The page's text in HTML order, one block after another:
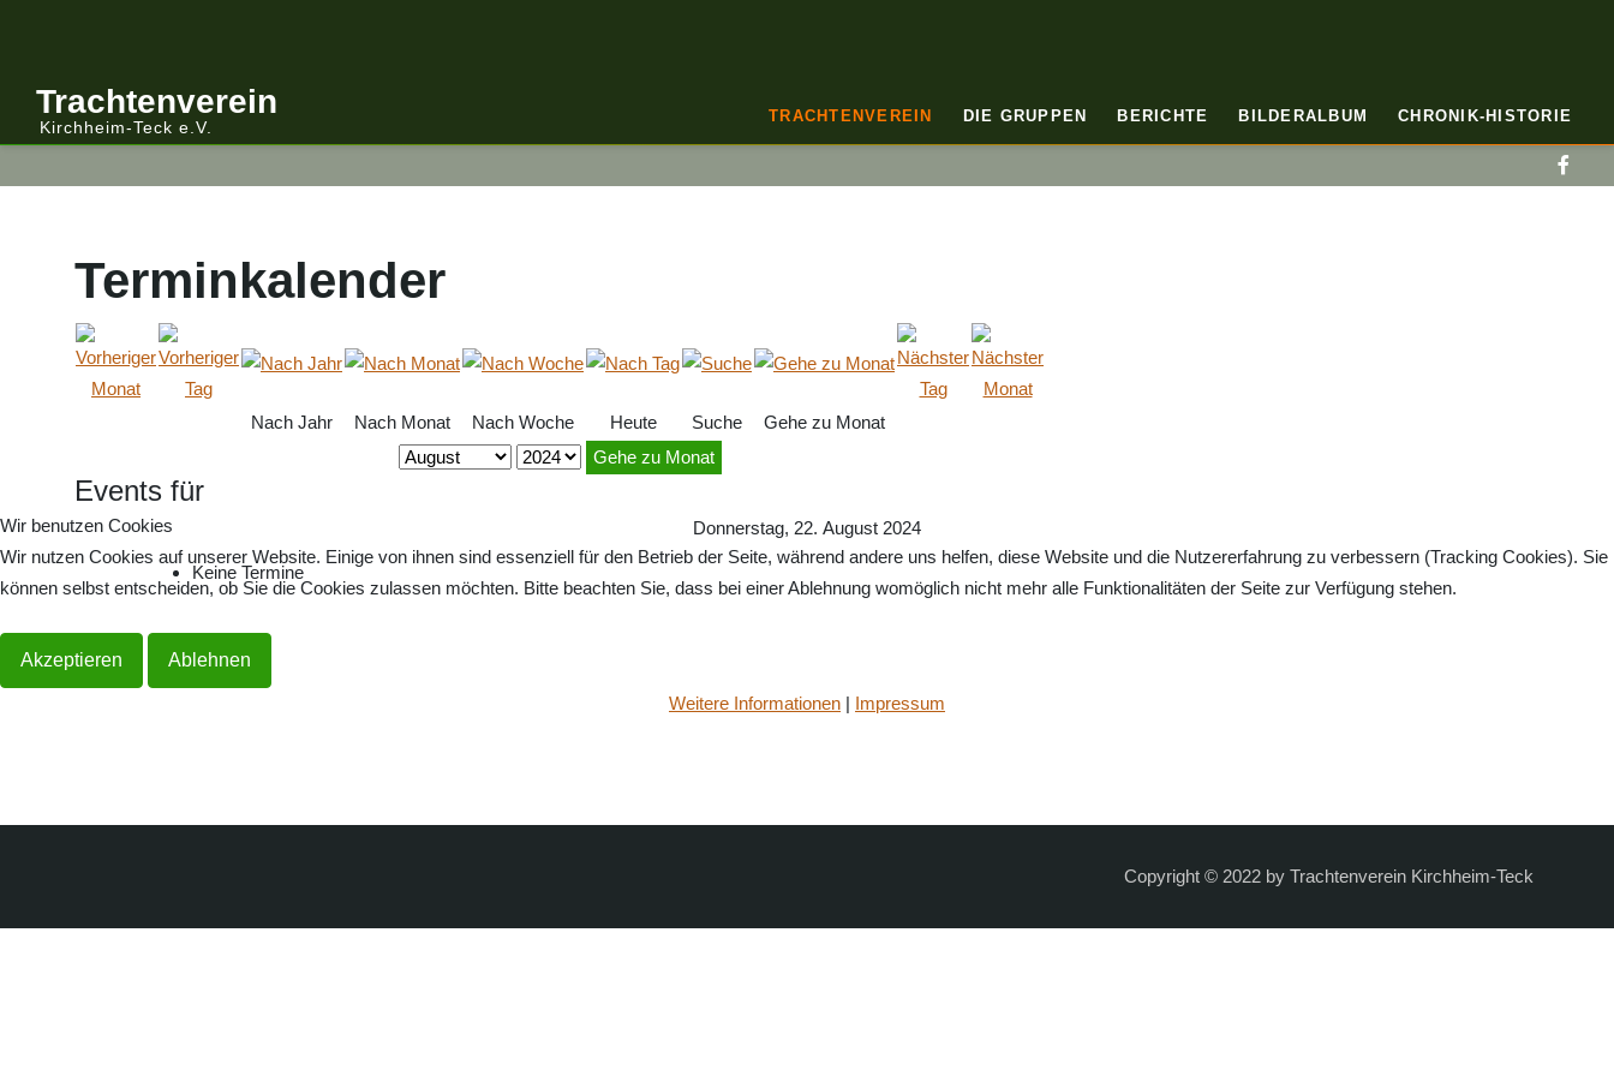
Trachtenverein
Kirchheim-Teck e.V.
TRACHTENVEREIN DIE GRUPPEN BERICHTE BILDERALBUM CHRONIK-HISTORIE
Terminkalender
Nach Jahr Nach Monat Nach Woche Heute Suche
Gehe zu Monat
Gehe zu Monat
Events für
Donnerstag, 22. August 2024
Keine Termine
Copyright © 2022 by Trachtenverein Kirchheim-Teck
Wir benutzen Cookies
Wir nutzen Cookies auf unserer Website. Einige von ihnen sind essenziell für den Betrieb der Seite, während andere uns helfen, diese Website und die Nutzererfahrung zu verbessern (Tracking Cookies). Sie
können selbst entscheiden, ob Sie die Cookies zulassen möchten. Bitte beachten Sie, dass bei einer Ablehnung womöglich nicht mehr alle Funktionalitäten der Seite zur Verfügung stehen.
Akzeptieren Ablehnen
Weitere Informationen | Impressum
Anmelden/Abmelden
Gebirgstracht
Berichte Vereinsleitung